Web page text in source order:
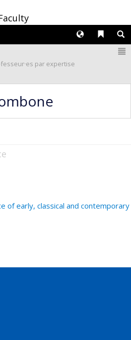
Liens
Langues
par expertise
of early, classical and contemporary